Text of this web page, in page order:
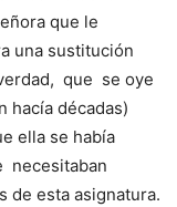
que le
una sustitución
que se oye
hacía décadas)
ella se había
necesitaban
de esta asignatura.